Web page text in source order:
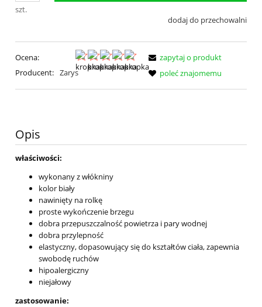
szt.
dodaj do przechowalni
Ocena:
Producent: Zarys
zapytaj o produkt
poleć znajomemu
Opis
właściwości:
wykonany z włókniny
kolor biały
nawinięty na rolkę
proste wykończenie brzegu
dobra przepuszczalność powietrza i pary wodnej
dobra przylepność
elastyczny, dopasowujący się do kształtów ciała, zapewnia
swobodę ruchów
hipoalergiczny
niejałowy
zastosowanie: